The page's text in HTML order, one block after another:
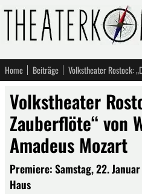
Home Beiträge
Volkstheater
Zauberflöte“ von
Amadeus Mozart
Premiere: Samstag, 22.
Haus